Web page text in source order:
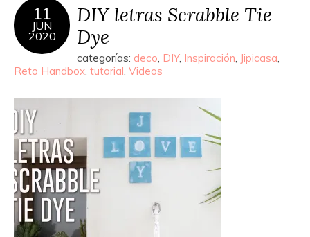
11
JUN
2020
DIY letras Scrabble Tie
Dye
categorías: deco, DIY, Inspiración, Jipicasa,
Reto Handbox, tutorial, Videos